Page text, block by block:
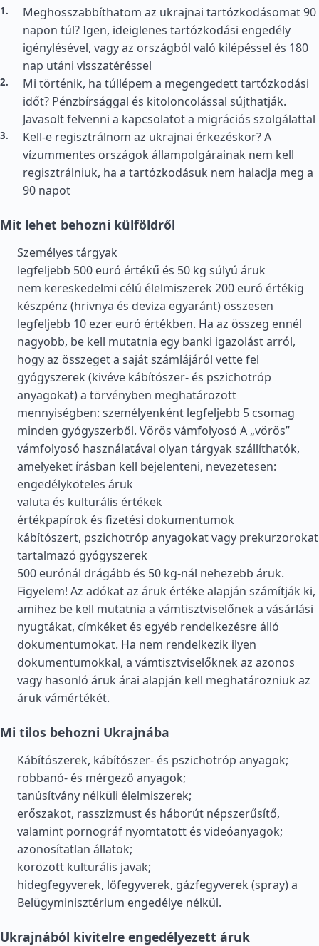
Meghosszabbíthatom az ukrajnai tartózkodásomat 90
napon túl? Igen, ideiglenes tartózkodási engedély
igénylésével, vagy az országból való kilépéssel és 180
nap utáni visszatéréssel
Mi történik, ha túllépem a megengedett tartózkodási
időt? Pénzbírsággal és kitoloncolással sújthatják.
Javasolt felvenni a kapcsolatot a migrációs szolgálattal
Kell-e regisztrálnom az ukrajnai érkezéskor? A
vízummentes országok állampolgárainak nem kell
regisztrálniuk, ha a tartózkodásuk nem haladja meg a
90 napot
Mit lehet behozni külföldről
Személyes tárgyak
legfeljebb 500 euró értékű és 50 kg súlyú áruk
nem kereskedelmi célú élelmiszerek 200 euró értékig
készpénz (hrivnya és deviza egyaránt) összesen
legfeljebb 10 ezer euró értékben. Ha az összeg ennél
nagyobb, be kell mutatnia egy banki igazolást arról,
hogy az összeget a saját számlájáról vette fel
gyógyszerek (kivéve kábítószer- és pszichotróp
anyagokat) a törvényben meghatározott
mennyiségben: személyenként legfeljebb 5 csomag
minden gyógyszerből. Vörös vámfolyosó A „vörös”
vámfolyosó használatával olyan tárgyak szállíthatók,
amelyeket írásban kell bejelenteni, nevezetesen:
engedélyköteles áruk
valuta és kulturális értékek
értékpapírok és fizetési dokumentumok
kábítószert, pszichotróp anyagokat vagy prekurzorokat
tartalmazó gyógyszerek
500 eurónál drágább és 50 kg-nál nehezebb áruk.
Figyelem! Az adókat az áruk értéke alapján számítják ki,
amihez be kell mutatnia a vámtisztviselőnek a vásárlási
nyugtákat, címkéket és egyéb rendelkezésre álló
dokumentumokat. Ha nem rendelkezik ilyen
dokumentumokkal, a vámtisztviselőknek az azonos
vagy hasonló áruk árai alapján kell meghatározniuk az
áruk vámértékét.
Mi tilos behozni Ukrajnába
Kábítószerek, kábítószer- és pszichotróp anyagok;
robbanó- és mérgező anyagok;
tanúsítvány nélküli élelmiszerek;
erőszakot, rasszizmust és háborút népszerűsítő,
valamint pornográf nyomtatott és videóanyagok;
azonosítatlan állatok;
körözött kulturális javak;
hidegfegyverek, lőfegyverek, gázfegyverek (spray) a
Belügyminisztérium engedélye nélkül.
Ukrajnából kivitelre engedélyezett áruk